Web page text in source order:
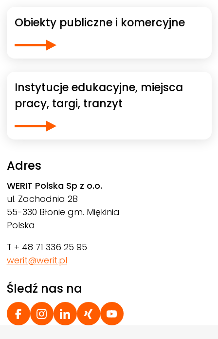
Obiekty publiczne i komercyjne
Instytucje edukacyjne, miejsca
pracy, targi, tranzyt
Adres
WERIT Polska Sp z o.o.
ul. Zachodnia 2B
55-330 Błonie gm. Miękinia
Polska
T + 48 71 336 25 95
werit@werit.pl
Śledź nas na
Social Footer